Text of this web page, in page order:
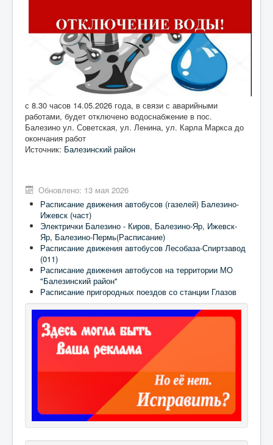
с 8.30 часов 14.05.2026 года, в связи с аварийными
работами, будет отключено водоснабжение в пос.
Балезино ул. Советская, ул. Ленина, ул. Карла Маркса до
окончания работ
Источник: Балезинский район
Обновлено: 13 мая 2026
Расписание движения автобусов (газелей) Балезино-
Ижевск (част)
Электрички Балезино - Киров, Балезино-Яр, Ижевск-
Яр, Балезино-Пермь(Расписание)
Расписание движения автобусов Лесобаза-Спиртзавод
(011)
Расписание движения автобусов на территории МО
"Балезинский район"
Расписание пригородных поездов со станции Глазов